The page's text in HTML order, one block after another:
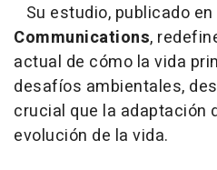
Su estudio, publicado en
Communications,
actual de cómo la vida
desafíos ambientales,
crucial que la adaptación
evolución de la vida.